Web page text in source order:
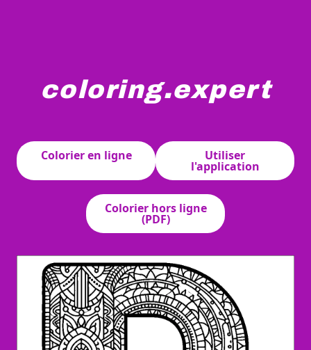
coloring.expert
Colorier en ligne
Utiliser
l'application
Colorier hors ligne
(PDF)